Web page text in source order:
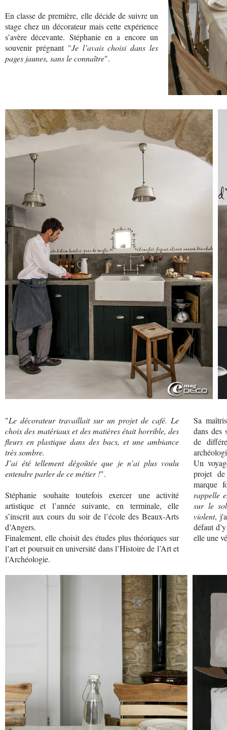
En classe de première, elle décide de suivre un
stage chez un décorateur mais cette expérience
s’avère décevante. Stéphanie en a encore un
souvenir prégnant "Je l’avais choisi dans les
pages jaunes, sans le connaître".
"Le décorateur travaillait sur un projet de café. Le
choix des matériaux et des matières était horrible, des
fleurs en plastique dans des bacs, et une ambiance
très sombre.
J’ai été tellement dégoûtée que je n’ai plus voulu
entendre parler de ce métier !".
Stéphanie souhaite toutefois exercer une activité
artistique et l’année suivante, en terminale, elle
s’inscrit aux cours du soir de l’école des Beaux-Arts
d’Angers.
Finalement, elle choisit des études plus théoriques sur
l’art et poursuit en université dans l’Histoire de l’Art et
l’Archéologie.
Sa
dans des
de
Un
projet
marque
rappelle
sur le
violent,
défaut
elle une